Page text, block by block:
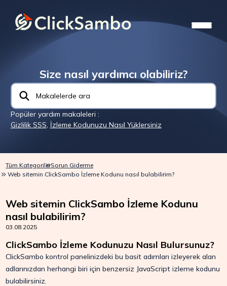
Size nasıl yardımcı olabiliriz?
Popüler yardım makaleleri :
Gizlilik SSS, İzleme Kodunuzu Nasıl Yüklersiniz
Tüm KategorilerSorun Giderme
Web sitemin ClickSambo İzleme Kodunu nasıl bulabilirim?
Web sitemin ClickSambo İzleme Kodunu
nasıl bulabilirim?
03.08.2025
ClickSambo İzleme Kodunuzu Nasıl Bulursunuz?
ClickSambo kontrol panelinizdeki bu basit adımları izleyerek alan
adlarınızdan herhangi biri için benzersiz JavaScript izleme kodunu
bulabilirsiniz.